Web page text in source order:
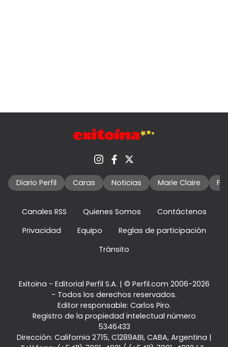
Diario Perfil Caras Noticias Marie Claire
Canales RSS Quienes Somos
Contáctenos
Privacidad
Equipo
Reglas de participación
Tránsito
Exitoina - Editorial Perfil S.A. | © Perfil.com 2006-2026
- Todos los derechos reservados.
Editor responsable: Carlos Piro.
Registro de la propiedad intelectual número
5346433
Dirección: California 2715, C1289ABI, CABA, Argentina |